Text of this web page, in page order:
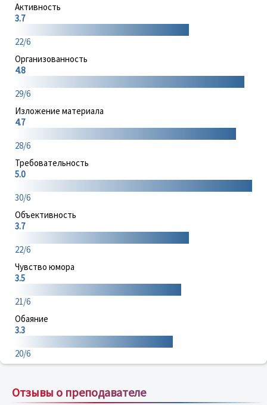
Активность
3.7
22/6
Организованность
4.8
29/6
Изложение материала
4.7
28/6
Требовательность
5.0
30/6
Объективность
3.7
22/6
Чувство юмора
3.5
21/6
Обаяние
3.3
20/6
Отзывы о преподавателе